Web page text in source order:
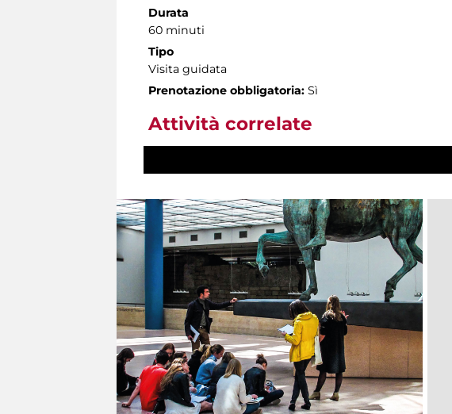
Durata
60 minuti
Tipo
Visita guidata
Prenotazione obbligatoria: Sì
Attività correlate